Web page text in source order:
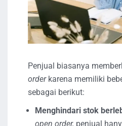
Penjual biasanya
orderkarena memiliki
sebagai berikut:
Menghindari stok
open order, penjual